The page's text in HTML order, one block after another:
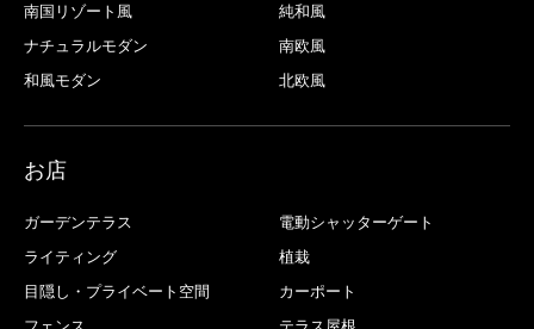
南国リゾート風
純和風
ナチュラルモダン
南欧風
和風モダン
北欧風
お店
ガーデンテラス
電動シャッターゲート
ライティング
植栽
目隠し・プライベート空間
カーポート